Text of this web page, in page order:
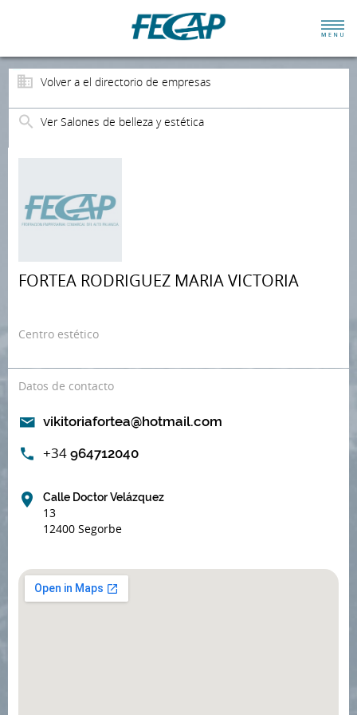
Volver a el directorio de empresas
Ver Salones de belleza y estética
FORTEA RODRIGUEZ MARIA VICTORIA
Centro estético
Datos de contacto
vikitoriafortea@hotmail.com
+34 964712040
Calle Doctor Velázquez
13
12400 Segorbe